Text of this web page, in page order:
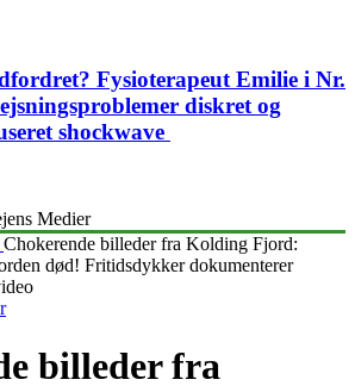
Fysioterapeut Emilie i Nr.
diskret og
shockwave
Medier
Chokerende billeder fra Kolding Fjord:
død! Fritidsdykker dokumenterer
billeder fra